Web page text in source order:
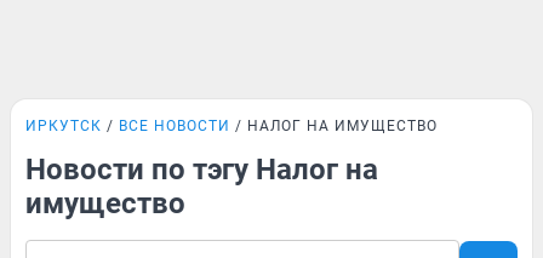
ИРКУТСК ВСЕ НОВОСТИ НАЛОГ НА ИМУЩЕСТВО
Новости по тэгу Налог на
имущество